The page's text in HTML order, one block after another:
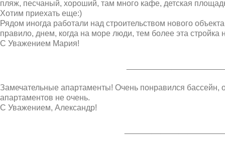
пляж, песчаный, хороший, там много кафе, детская
Хотим приехать еще:)
Рядом иногда работали над строительством нового
правило, днем, когда на море люди, тем более эта стройка
С Уважением Мария!
Замечательные апартаменты! Очень понравился бассейн,
апартаментов не очень.
С Уважением, Александр!